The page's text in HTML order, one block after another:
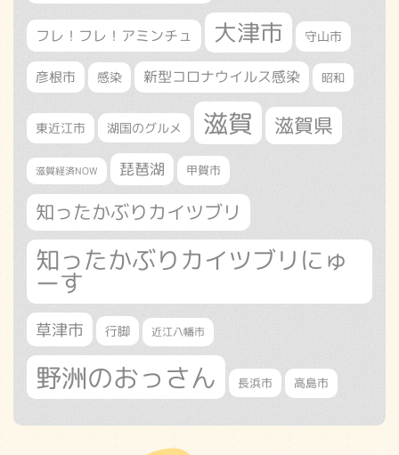
フレ！フレ！アミンチュ 大津市 守山市
彦根市 感染 新型コロナウイルス感染 昭和
東近江市 湖国のグルメ 滋賀 滋賀県
滋賀経済NOW 琵琶湖 甲賀市
知ったかぶりカイツブリ
知ったかぶりカイツブリにゅ
ーす
草津市 行脚 近江八幡市
野洲のおっさん 長浜市 高島市